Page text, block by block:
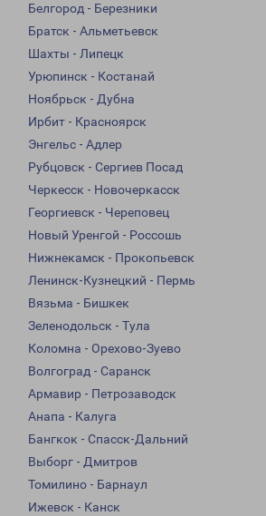
Белгород - Березники
Братск - Альметьевск
Шахты - Липецк
Урюпинск - Костанай
Ноябрьск - Дубна
Ирбит - Красноярск
Энгельс - Адлер
Рубцовск - Сергиев Посад
Черкесск - Новочеркасск
Георгиевск - Череповец
Новый Уренгой - Россошь
Нижнекамск - Прокопьевск
Ленинск-Кузнецкий - Пермь
Вязьма - Бишкек
Зеленодольск - Тула
Коломна - Орехово-Зуево
Волгоград - Саранск
Армавир - Петрозаводск
Анапа - Калуга
Бангкок - Спасск-Дальний
Выборг - Дмитров
Томилино - Барнаул
Ижевск - Канск